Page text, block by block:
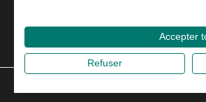
Accepter
Refuser